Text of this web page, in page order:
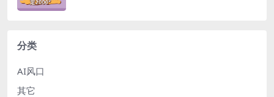
分类
AI风口
其它